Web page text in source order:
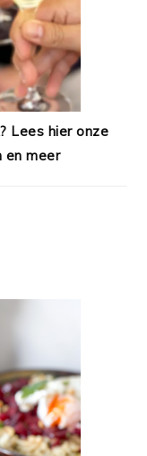
Lees hier onze
en meer